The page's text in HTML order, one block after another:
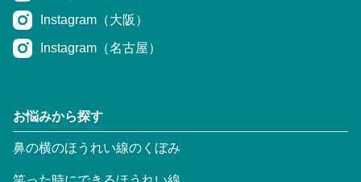
Instagram（大阪）
Instagram（名古屋）
お悩みから探す
鼻の横のほうれい線のくぼみ